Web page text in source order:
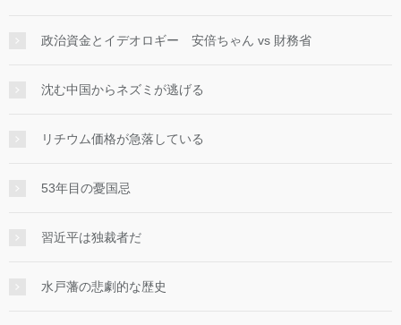
政治資金とイデオロギー 安倍ちゃん vs 財務省
沈む中国からネズミが逃げる
リチウム価格が急落している
53年目の憂国忌
習近平は独裁者だ
水戸藩の悲劇的な歴史